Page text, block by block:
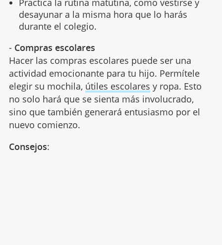
Practica la rutina matutina, como vestirse y
desayunar a la misma hora que lo harás
durante el colegio.
- Compras escolares
Hacer las compras escolares puede ser una
actividad emocionante para tu hijo. Permítele
elegir su mochila, útiles escolares y ropa. Esto
no solo hará que se sienta más involucrado,
sino que también generará entusiasmo por el
nuevo comienzo.
Consejos: